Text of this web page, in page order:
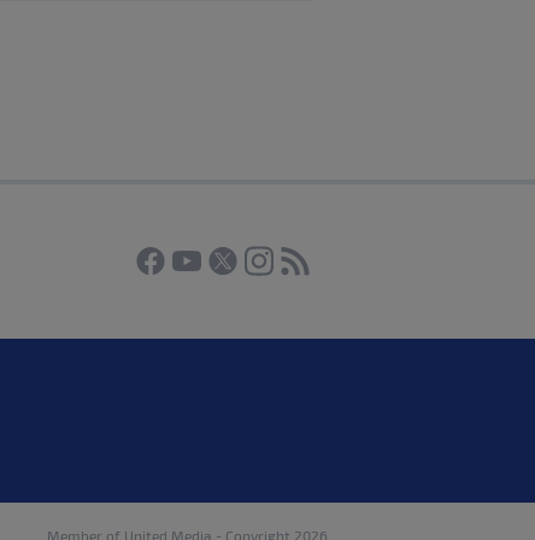
Member of United Media - Copyright 2026